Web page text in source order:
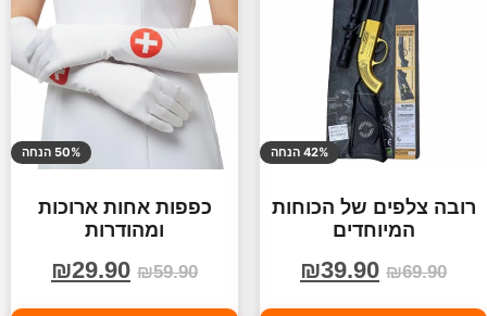
42% הנחה
רובה צלפים של הכוחות
המיוחדים
₪69.90
₪39.90
50% הנחה
כפפות אחות ארוכות
ומהודרות
₪59.90
₪29.90